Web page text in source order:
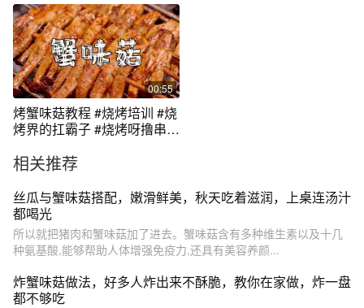
00:55
烤蟹味菇教程 #烧烤培训 #烧
烤界的扛霸子 #烧烤呀撸串呀
秋冬新品试吃官
相关推荐
丝瓜与蟹味菇搭配，嫩滑鲜美，秋天吃着滋润，上桌连汤汁
都喝光
所以就把猪肉和蟹味菇加了进去。蟹味菇含有多种维生素以及十几
种氨基酸,能够帮助人体增强免疫力,还具有美容养颜...
炸蟹味菇做法，好多人炸出来不酥脆，教你在家做，炸一盘
都不够吃